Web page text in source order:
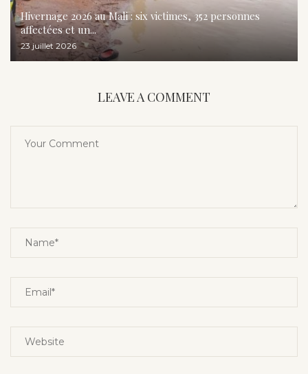
Hivernage 2026 au Mali : six victimes, 352 personnes
affectées et un...
23 juillet 2026
LEAVE A COMMENT